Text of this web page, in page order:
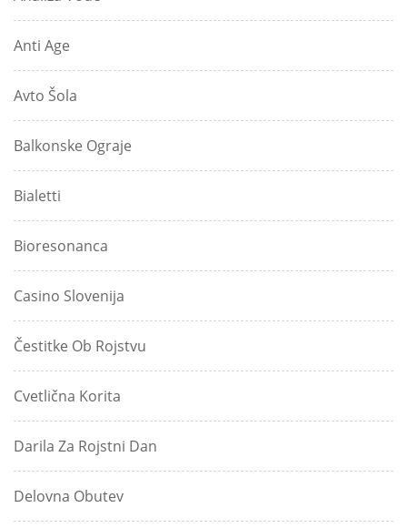
Anti Age
Avto Šola
Balkonske Ograje
Bialetti
Bioresonanca
Casino Slovenija
Čestitke Ob Rojstvu
Cvetlična Korita
Darila Za Rojstni Dan
Delovna Obutev